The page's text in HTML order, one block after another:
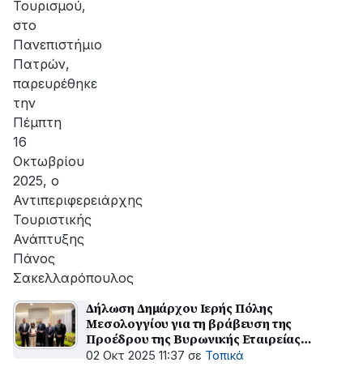
Τουρισμού,
στο
Πανεπιστήμιο
Πατρών,
παρευρέθηκε
την
Πέμπτη
16
Οκτωβρίου
2025, ο
Αντιπεριφερειάρχης
Τουριστικής
Ανάπτυξης
Πάνος
Σακελλαρόπουλος
Δήλωση Δημάρχου Ιερής Πόλης
Μεσολογγίου για τη βράβευση της
Προέδρου της Βυρωνικής Εταιρείας
Ροδάνθης – Ρόζας Φλώρου
02 Οκτ 2025 11:37 σε Τοπικά